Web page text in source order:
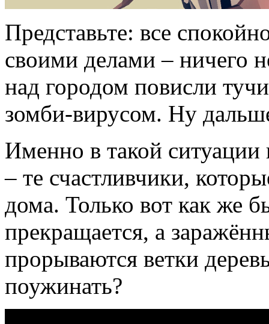
Представьте: все
своими делами – ничего
над городом повисли
зомби-вирусом. Ну
Именно в такой ситуации
– те счастливчики,
дома. Только вот как же
прекращается, а
прорываются ветки
поужинать?